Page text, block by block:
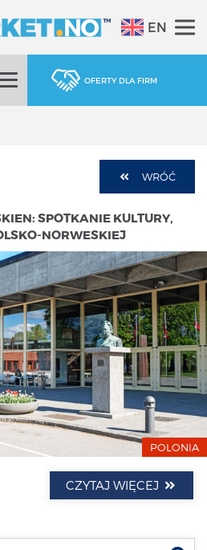
EN
OFERTY DLA FIRM
WRÓĆ
SPOTKANIE KULTURY,
NORWESKIEJ
POLONIA
CZYTAJ WIĘCEJ